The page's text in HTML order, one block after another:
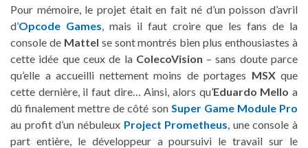
Pour mémoire, le projet était en fait né d’un poisson d’avril
d’Opcode Games, mais il faut croire que les fans de la
console de Mattel se sont montrés bien plus enthousiastes à
cette idée que ceux de la ColecoVision – sans doute parce
qu’elle a accueilli nettement moins de portages MSXque
cette dernière, il faut dire… Ainsi, alors qu’Eduardo Mello a
dû finalement mettre de côté son Super Game Module Pro
au profit d’un nébuleux Project Prometheus, une console à
part entière, le développeur a poursuivi le travail sur le